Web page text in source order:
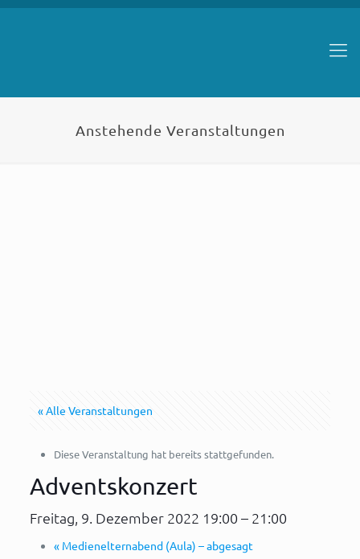
Anstehende Veranstaltungen
« Alle Veranstaltungen
Diese Veranstaltung hat bereits stattgefunden.
Adventskonzert
Freitag, 9. Dezember 2022 19:00 – 21:00
«Medienelternabend (Aula) – abgesagt